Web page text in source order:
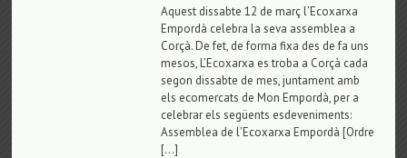
Aquest dissabte 12 de març l’Ecoxarxa
Empordà celebra la seva assemblea a
Corçà. De fet, de forma fixa des de fa uns
mesos, L’Ecoxarxa es troba a Corçà cada
segon dissabte de mes, juntament amb
els ecomercats de Mon Empordà, per a
celebrar els següents esdeveniments:
Assemblea de l’Ecoxarxa Empordà [Ordre
[…]